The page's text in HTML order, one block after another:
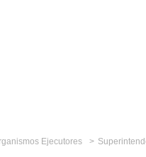
Ejecutores